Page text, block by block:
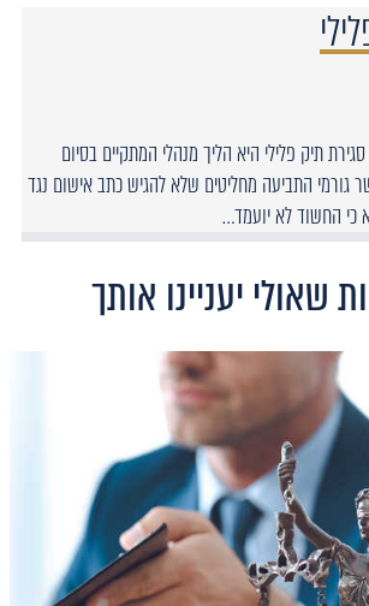
תיק פלילי היא הליך מנהלי המתקיים בסיום
גורמי התביעה מחליטים שלא להגיש כתב אישום נגד
החשוד לא יועמד…
שאולי יעניינו אותך